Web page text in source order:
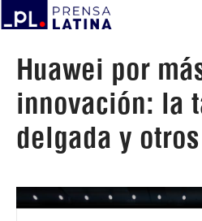
Huawei por
innovación: la
delgada y